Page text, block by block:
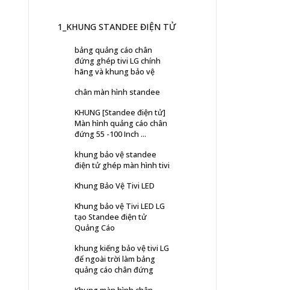
1_KHUNG STANDEE ĐIỆN TỬ
bảng quảng cáo chân
đứng ghép tivi LG chính
hãng và khung bảo vệ
chân màn hình standee
KHUNG [Standee điện tử]
Màn hình quảng cáo chân
đứng 55 -100 Inch ...
khung bảo vệ standee
điện tử ghép màn hình tivi
Khung Bảo Vệ Tivi LED
Khung bảo vệ Tivi LED LG
tạo Standee điện tử
Quảng Cáo
khung kiếng bảo vệ tivi LG
để ngoài trời làm bảng
quảng cáo chân đứng